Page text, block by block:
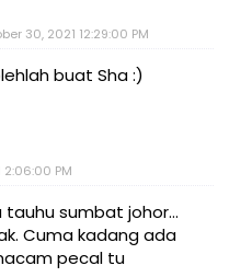
30, 2021 12:29:00 PM
buat Sha :)
2:06:00 PM
sumbat johor...
Cuma kadang ada
pecal tu